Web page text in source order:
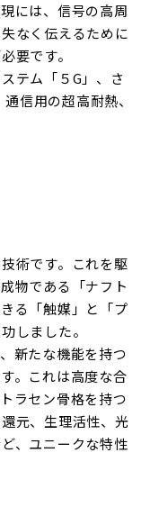
には、信号の高周
なく伝えるために
要です。
テム「５G」、さ
信用の超高耐熱、
術です。これを駆
物である「ナフト
る「触媒」と「プ
しました。
新たな機能を持つ
。これは高度な合
ラセン骨格を持つ
元、生理活性、光
、ユニークな特性